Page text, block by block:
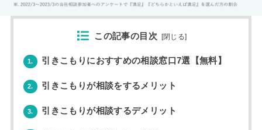
この記事の目次 [閉じる]
1. 引きこもりにおすすめの相談窓口7選【無料】
2. 引きこもりが相談をするメリット
3. 引きこもりが相談するデメリット